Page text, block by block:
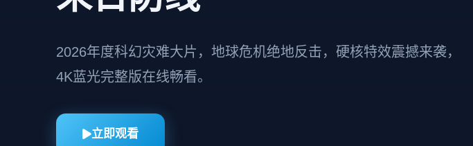
2026年度科幻灾难大片，地球危机绝地反击，硬核特效震撼来袭，
4K蓝光完整版在线畅看。
立即观看